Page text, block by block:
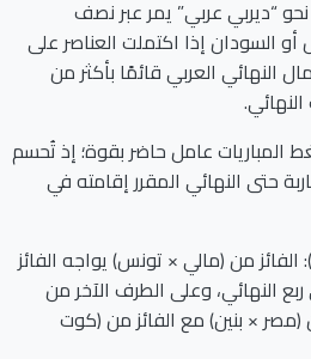
“ديربي عربي” يمر عبر نصف
السودان إذا اكتملت العناصر على
النهائي العربي قائمًا بأكثر من
المباريات عامل حاضر بقوة؛ إذ تُحسم
حتى النهائي المقرر إقامته في
من (مالي × تونس) يواجه الفائز
النهائي، وعلى الطرف الآخر من
(مصر × بنين) مع الفائز من (كوت